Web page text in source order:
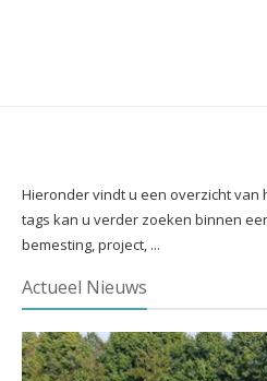
Hieronder vindt u een overzicht van
tags kan u verder zoeken binnen
bemesting, project, ...
Actueel Nieuws